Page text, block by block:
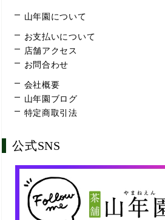
山年園について
お支払いについて
店舗アクセス
お問合わせ
会社概要
山年園ブログ
特定商取引法
公式SNS